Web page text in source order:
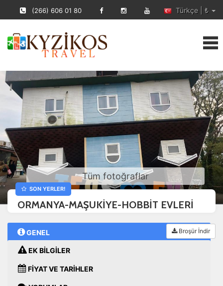
(266) 606 01 80 Türkçe | ₺
Tüm fotoğraflar
SON YERLER!
ORMANYA-MAŞUKİYE-HOBBİT EVLERİ
GENEL
EK BİLGİLER
FİYAT VE TARİHLER
Broşür İndir